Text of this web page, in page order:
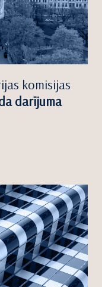
komisijas
darījuma